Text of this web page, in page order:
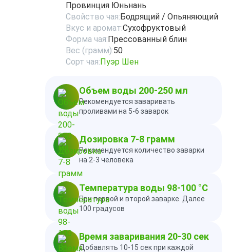
Провинция Юньнань
Свойство чая:Бодрящий / Опьяняющий
Вкус и аромат:Сухофруктовый
Форма чая:Прессованный блин
Вес (грамм):50
Сорт чая:Пуэр Шен
Объем воды 200-250 мл
Рекомендуется заваривать
проливами на 5-6 заварок
Дозировка 7-8 грамм
Рекомендуется количество заварки
на 2-3 человека
Температура воды 98-100 °C
При первой и второй заварке. Далее
100 градусов
Время заваривания 20-30 сек
Добавлять 10-15 сек при каждой